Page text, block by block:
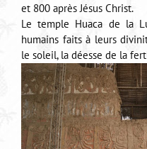
et 800 après Jésus Christ.
Le temple Huaca de la
humains faits à leurs
le soleil, la déesse de la